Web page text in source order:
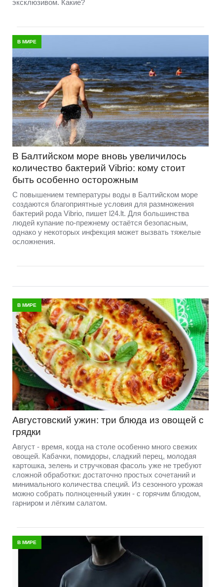
эксклюзивом. Какие?
В МИРЕ
В Балтийском море вновь увеличилось
количество бактерий Vibrio: кому стоит
быть особенно осторожным
С повышением температуры воды в Балтийском море
создаются благоприятные условия для размножения
бактерий рода Vibrio, пишет l24.lt. Для большинства
людей купание по-прежнему остаётся безопасным,
однако у некоторых инфекция может вызвать тяжелые
осложнения.
В МИРЕ
Августовский ужин: три блюда из овощей с
грядки
Август - время, когда на столе особенно много свежих
овощей. Кабачки, помидоры, сладкий перец, молодая
картошка, зелень и стручковая фасоль уже не требуют
сложной обработки: достаточно простых сочетаний и
минимального количества специй. Из сезонного урожая
можно собрать полноценный ужин - с горячим блюдом,
гарниром и лёгким салатом.
В МИРЕ